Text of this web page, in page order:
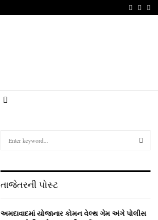
h
o
તાજેતરની પોસ્ટ
અમદાવાદમાં યોજાનાર કોમન વેલ્‍થ ગેમ અંગે પોલીસ